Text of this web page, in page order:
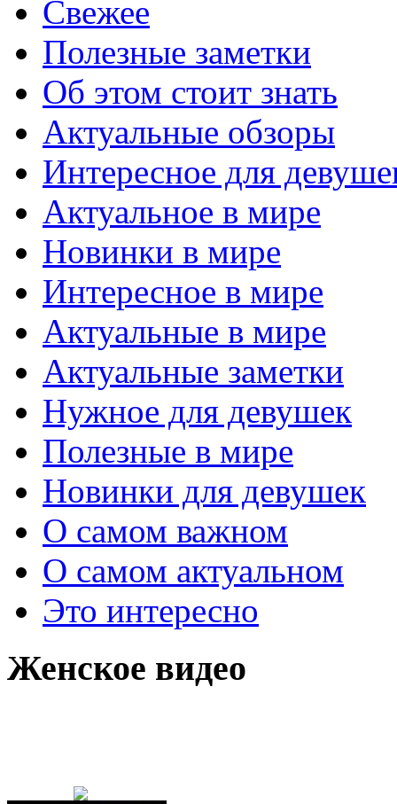
Свежее
Полезные заметки
Об этом стоит знать
Актуальные обзоры
Интересное для
Актуальное в мире
Новинки в мире
Интересное в мире
Актуальные в мире
Актуальные заметки
Нужное для девушек
Полезные в мире
Новинки для девушек
О самом важном
О самом актуальном
Это интересно
Женское видео